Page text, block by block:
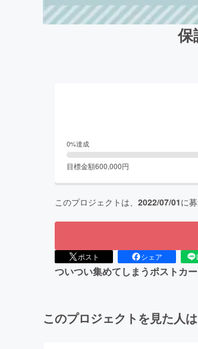
保
0%達成
目標金額600,000円
このプロジェクトは、 2022/07/01に
ポスト シェア
ついつい集めてしまうポストカ
このプロジェクトを見た人